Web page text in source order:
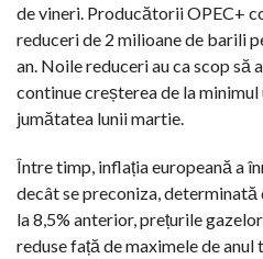
de vineri. Producătorii OPEC+
reduceri de 2 milioane de barili
an. Noile reduceri au ca scop să
continue creșterea de la
jumătatea lunii martie.
Între timp, inflația europeană a
decât se preconiza, determinată
la 8,5% anterior, prețurile
reduse față de maximele de anul